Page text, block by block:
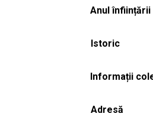
Anul înființării
Istoric
Informații
Adresă